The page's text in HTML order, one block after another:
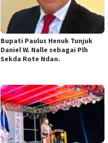
Bupati Paulus Henuk Tunjuk
Daniel W. Nalle sebagai Plh
Sekda Rote Ndao.